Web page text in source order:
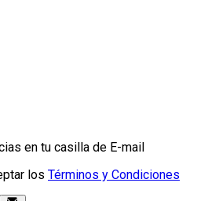
en tu casilla de E-mail
los Términos y Condiciones